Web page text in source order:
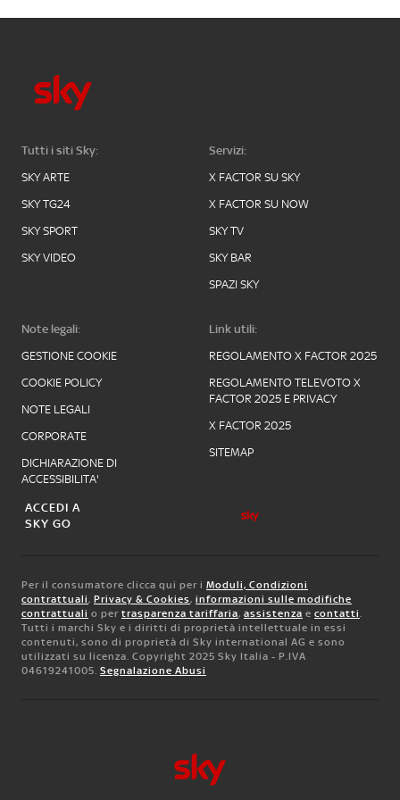
Tutti i siti Sky:
SKY ARTE
SKY TG24
SKY SPORT
SKY VIDEO
Servizi:
X FACTOR SU SKY
X FACTOR SU NOW
SKY TV
SKY BAR
SPAZI SKY
Note legali:
GESTIONE COOKIE
COOKIE POLICY
NOTE LEGALI
CORPORATE
DICHIARAZIONE DI
ACCESSIBILITA'
Link utili:
REGOLAMENTO X FACTOR 2025
REGOLAMENTO TELEVOTO X
FACTOR 2025 E PRIVACY
X FACTOR 2025
SITEMAP
ACCEDI A
SKY GO
Per il consumatore clicca qui per i Moduli, Condizioni
contrattuali, Privacy & Cookies, informazioni sulle modifiche
contrattuali o per trasparenza tariffaria, assistenza e contatti.
Tutti i marchi Sky e i diritti di proprietà intellettuale in essi
contenuti, sono di proprietà di Sky international AG e sono
utilizzati su licenza. Copyright 2025 Sky Italia - P.IVA
04619241005. Segnalazione Abusi